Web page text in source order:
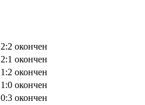
2:2 окончен
2:1 окончен
1:2 окончен
1:0 окончен
0:3 окончен